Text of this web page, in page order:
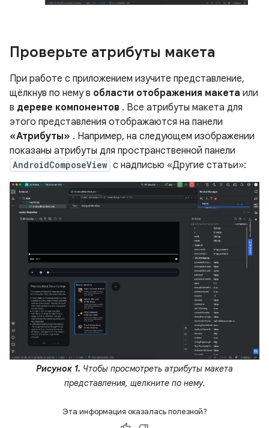
Проверьте атрибуты макета
При работе с приложением изучите представление,
щёлкнув по нему в области отображения макета или
в дереве компонентов . Все атрибуты макета для
этого представления отображаются на панели
«Атрибуты» . Например, на следующем изображении
показаны атрибуты для пространственной панели
AndroidComposeView с надписью «Другие статьи»:
Рисунок 1. Чтобы просмотреть атрибуты макета
представления, щелкните по нему.
Эта информация оказалась полезной?